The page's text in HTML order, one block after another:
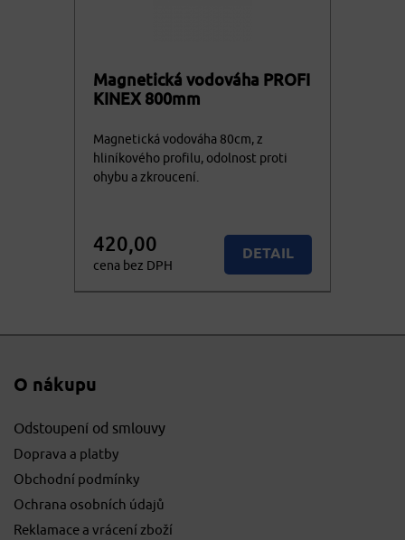
Magnetická vodováha PROFI
KINEX 800mm
Magnetická vodováha 80cm, z
hliníkového profilu, odolnost proti
ohybu a zkroucení.
420,00
cena bez DPH
DETAIL
KOUPIT
O nákupu
Odstoupení od smlouvy
Doprava a platby
Obchodní podmínky
Ochrana osobních údajů
Reklamace a vrácení zboží